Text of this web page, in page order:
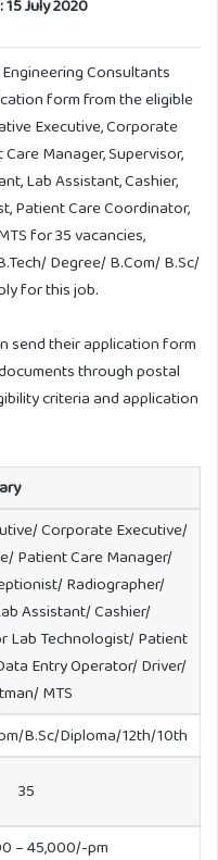
July 2020
Consultants
form from the eligible
Executive, Corporate
Manager, Supervisor,
Lab Assistant, Cashier,
Patient Care Coordinator,
for 35 vacancies,
Degree/ B.Com/ B.Sc/
for this job.
send their application form
through postal
criteria and application
Corporate Executive/
Patient Care Manager/
Radiographer/
Assistant/ Cashier/
Lab Technologist/ Patient
Entry Operator/ Driver/
MTS
B.Sc/Diploma/12th/10th
35
– 45,000/-pm